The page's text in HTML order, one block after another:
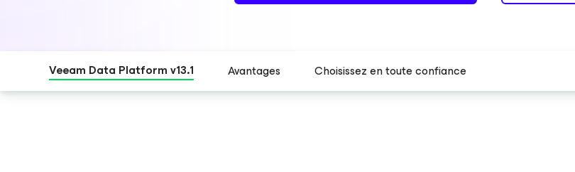
Veeam Data Platform v13.1 Avantages Choisissez en toute confiance